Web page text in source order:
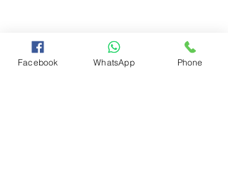
Facebook WhatsApp Phone